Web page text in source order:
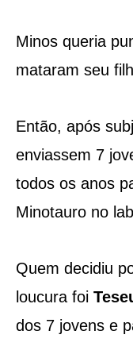
Minos queria
mataram seu
Então, após
enviassem 7
todos os anos
Minotauro no
Quem decidiu
loucura foi
dos 7 jovens e